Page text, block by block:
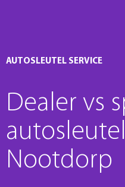
AUTOSLEUTEL SERVICE
Dealer vs
Nootdorp